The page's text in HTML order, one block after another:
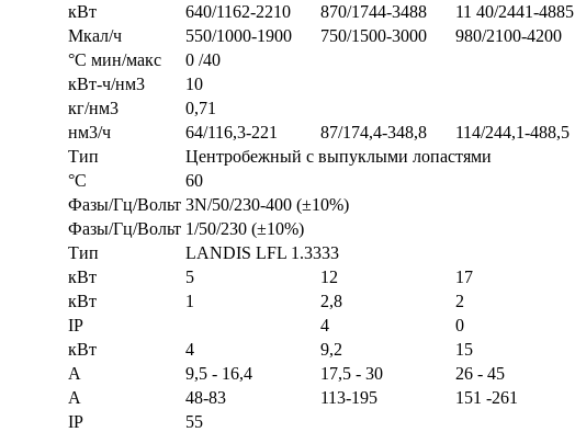
кВт 640/1162-2210 870/1744-3488 11 40/2441-4885
Мкал/ч
550/1000-1900 750/1500-3000 980/2100-4200
°С мин/макс
0 /40
кВт-ч/нм3
10
кг/нм3
0,71
нм3/ч 64/116,3-221 87/174,4-348,8 114/244,1-488,5
Тип
Центробежный с выпуклыми лопастями
°С
60
Фазы/Гц/Вольт 3N/50/230-400 (±10%)
Фазы/Гц/Вольт 1/50/230 (±10%)
Тип LANDIS LFL 1.3333
кВт 5 12 17
кВт 1 2,8 2
IP 4
0
кВт 4 9,2 15
А 9,5 - 16,4 17,5 - 30 26 - 45
А 48-83 113-195 151 -261
IP
55